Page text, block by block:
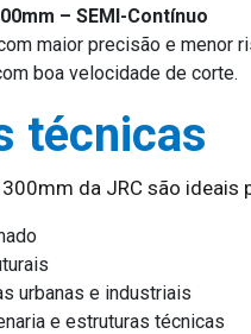
– SEMI-Contínuo
maior precisão e menor
boa velocidade de corte.
técnicas
da JRC são ideais
urbanas e industriais
e estruturas técnicas